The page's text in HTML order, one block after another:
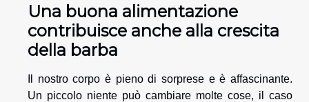
Una buona alimentazione
contribuisce anche alla crescita
della barba
Il nostro corpo è pieno di sorprese e è affascinante.
Un piccolo niente può cambiare molte cose, il caso